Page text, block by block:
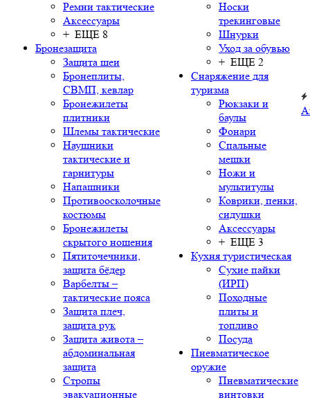
Ремни тактические
Аксессуары
+ ЕЩЕ 8
Бронезащита
Защита шеи
Бронеплиты,
СВМП, кевлар
Бронежилеты
плитники
Шлемы тактические
Наушники
тактические и
гарнитуры
Напашники
Противоосколочные
костюмы
Бронежилеты
скрытого ношения
Пятиточечники,
защита бёдер
Варбелты –
тактические пояса
Защита плеч,
защита рук
Защита живота –
абдоминальная
защита
Стропы
эвакуационные
Носки
трекинговые
Шнурки
Уход за обувью
+ ЕЩЕ 2
Снаряжение для
туризма
Рюкзаки и
баулы
Фонари
Спальные
мешки
Ножи и
мультитулы
Коврики, пенки,
сидушки
Аксессуары
+ ЕЩЕ 3
Кухня туристическая
Сухие пайки
(ИРП)
Походные
плиты и
топливо
Посуда
Пневматическое
оружие
Пневматические
винтовки